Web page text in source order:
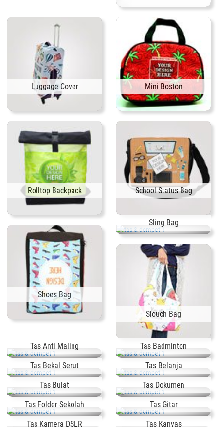
Luggage Cover Mini Boston
Rolltop Backpack School Status Bag
Shoes Bag
Sling Bag
Slouch Bag
Tas Anti Maling Tas Badminton
Tas Bekal Serut Tas Belanja
Tas Bulat Tas Dokumen
Tas Folder Sekolah Tas Gitar
Tas Kamera DSLR Tas Kanvas